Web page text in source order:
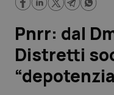
Lavoro e Professioni
Scienza e Farmaci
Studi e Analisi
Pnrr: dal
Distretti